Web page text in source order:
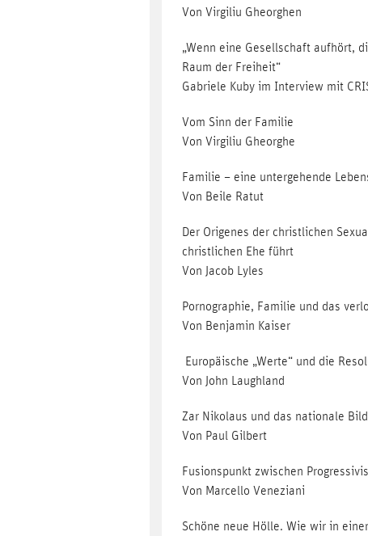
Von Virgiliu Gheorghen
„Wenn eine Gesellschaft aufhört,
Raum der Freiheit“
Gabriele Kuby im Interview mit
Vom Sinn der Familie
Von Virgiliu Gheorghe
Familie – eine untergehende
Von Beile Ratut
Der Origenes der christlichen
christlichen Ehe führt
Von Jacob Lyles
Pornographie, Familie und das
Von Benjamin Kaiser
Europäische „Werte“ und die
Von John Laughland
Zar Nikolaus und das nationale
Von Paul Gilbert
Fusionspunkt zwischen
Von Marcello Veneziani
Schöne neue Hölle. Wie wir in